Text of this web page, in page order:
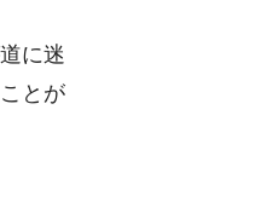
に迷
とが